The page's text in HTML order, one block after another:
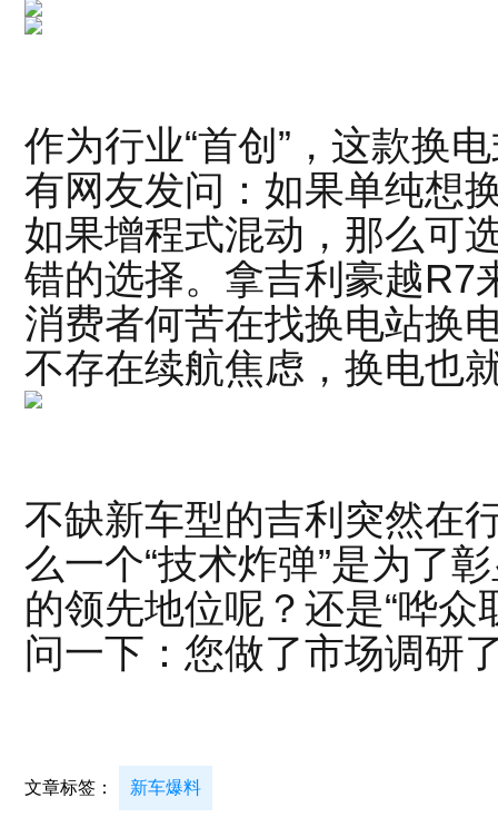
作为行业“首创”，这款换
有网友发问：如果单纯想
如果增程式混动，那么可
错的选择。拿吉利豪越R7
消费者何苦在找换电站换
不存在续航焦虑，换电也
不缺新车型的吉利突然在
么一个“技术炸弹”是为了
的领先地位呢？还是“哗
问一下：您做了市场调研
文章标签： 新车爆料